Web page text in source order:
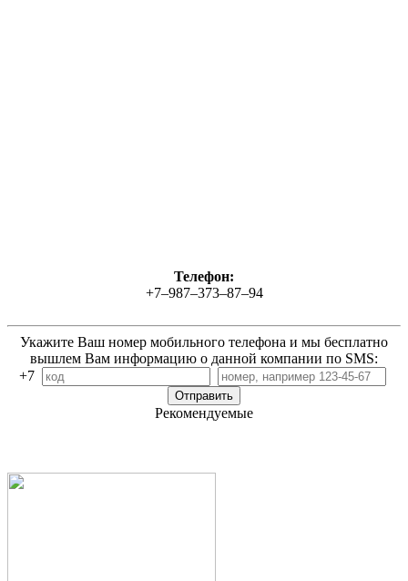
Телефон:
+7–987–373–87–94
Укажите Ваш номер мобильного телефона и мы бесплатно
вышлем Вам информацию о данной компании по SMS:
+7
Рекомендуемые